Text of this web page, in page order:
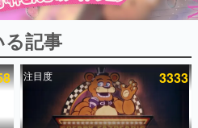
事ランキング
記事
注目度 3333